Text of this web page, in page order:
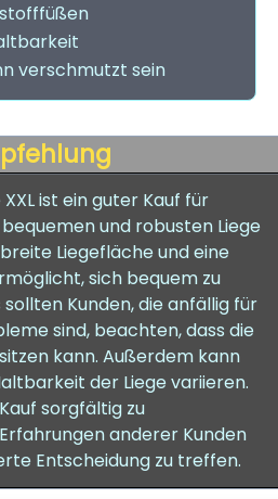
verschmutzt sein
ist ein guter Kauf für
und robusten Liege
Liegefläche und eine
sich bequem zu
Kunden, die anfällig für
sind, beachten, dass die
kann. Außerdem kann
der Liege variieren.
sorgfältig zu
anderer Kunden
Entscheidung zu treffen.